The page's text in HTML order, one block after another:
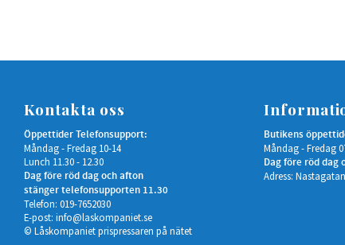
Kontakta oss
Öppettider Telefonsupport:
Måndag - Fredag 10-14
Lunch 11.30 - 12.30
Dag före röd dag och afton
stänger telefonsupporten 11.30
Telefon: 019-7652030
E-post: info@laskompaniet.se
© Låskompaniet prispressaren på nätet
Butikens
Måndag - Fredag
Dag före röd dag
Adress: